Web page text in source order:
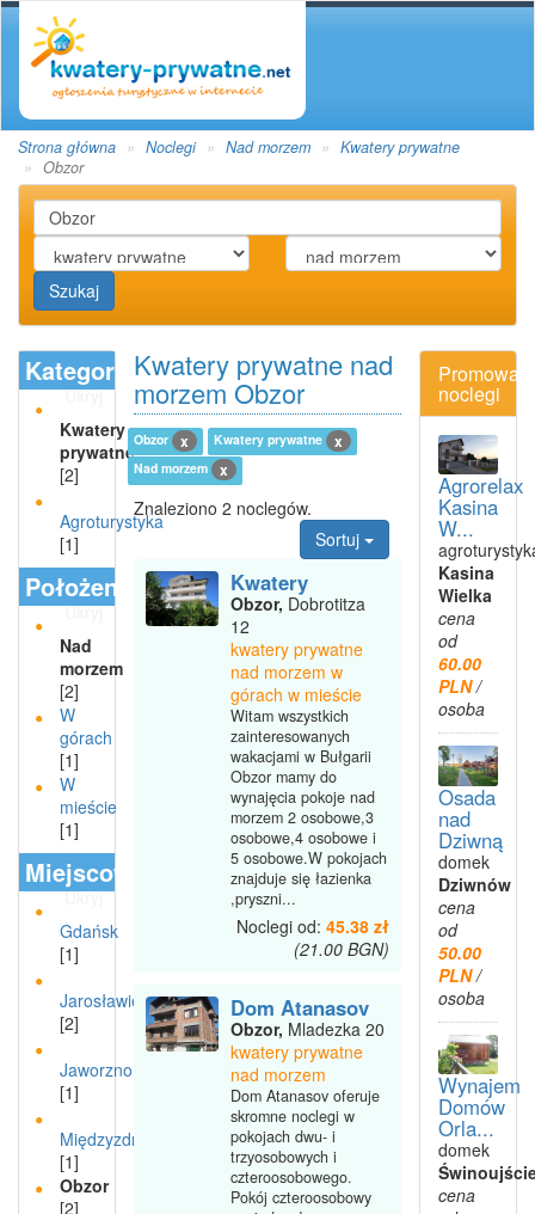
Strona główna Noclegi Nad morzem
Kwatery prywatne
Obzor
Szukaj
Kategoria
Ukryj
Kwatery
prywatne
[2]
Agroturystyka
[1]
Położenie
Ukryj
Nad
morzem
[2]
W
górach
[1]
W
mieście
[1]
Miejscowości
Ukryj
Gdańsk
[1]
Jarosławiec
[2]
Jaworzno
[1]
Międzyzdroje
[1]
Obzor
[2]
Kwatery prywatne nad
morzem Obzor
Obzor x Kwatery prywatne x
Nad morzem x
Znaleziono 2 noclegów.
Sortuj
Kwatery
Obzor, Dobrotitza
12
kwatery prywatne
nad morzem w
górach w mieście
Witam wszystkich
zainteresowanych
wakacjami w Bułgarii
Obzor mamy do
wynajęcia pokoje nad
morzem 2 osobowe,3
osobowe,4 osobowe i
5 osobowe.W pokojach
znajduje się łazienka
,pryszni...
Noclegi od: 45.38 zł
(21.00 BGN)
Dom Atanasov
Obzor, Mladezka 20
kwatery prywatne
nad morzem
Dom Atanasov oferuje
skromne noclegi w
pokojach dwu- i
trzyosobowych i
czteroosobowego.
Pokój czteroosobowy
noclegi
Agrorelax
Kasina
W...
Kasina
Wielka
cena
od
60.00
PLN/
osoba
Osada
nad
Dziwną
domek
Dziwnów
cena
od
50.00
PLN/
osoba
Wynajem
Domów
Orla...
domek
cena